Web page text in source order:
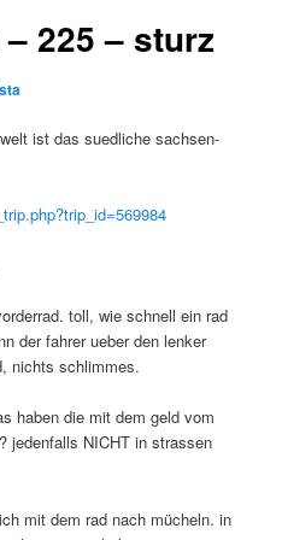
225 – sturz
ist das suedliche sachsen-
toll, wie schnell ein rad
der fahrer ueber den lenker
nichts schlimmes.
haben die mit dem geld vom
jedenfalls NICHT in strassen
mit dem rad nach mücheln. in